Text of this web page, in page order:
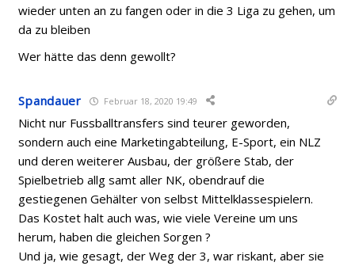
wieder unten an zu fangen oder in die 3 Liga zu gehen, um
da zu bleiben
Wer hätte das denn gewollt?
Spandauer Februar 18, 2020 19:49
Nicht nur Fussballtransfers sind teurer geworden,
sondern auch eine Marketingabteilung, E-Sport, ein NLZ
und deren weiterer Ausbau, der größere Stab, der
Spielbetrieb allg samt aller NK, obendrauf die
gestiegenen Gehälter von selbst Mittelklassespielern.
Das Kostet halt auch was, wie viele Vereine um uns
herum, haben die gleichen Sorgen ?
Und ja, wie gesagt, der Weg der 3, war riskant, aber sie